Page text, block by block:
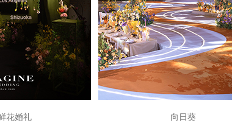
花婚礼 向日葵